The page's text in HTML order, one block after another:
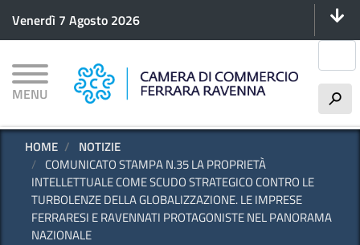
principale
Venerdì 7 Agosto 2026
MENU h
HOME
NOTIZIE
COMUNICATO STAMPA N.35 LA PROPRIETÀ
INTELLETTUALE COME SCUDO STRATEGICO CONTRO LE
TURBOLENZE DELLA GLOBALIZZAZIONE. LE IMPRESE
FERRARESI E RAVENNATI PROTAGONISTE NEL PANORAMA
NAZIONALE